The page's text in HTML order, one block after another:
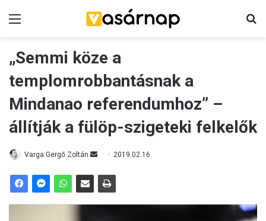
„Semmi köze a
templomrobbantásnak a
Mindanao referendumhoz” –
állítják a fülöp-szigeteki felkelők
Varga Gergő Zoltán 2019.02.16.